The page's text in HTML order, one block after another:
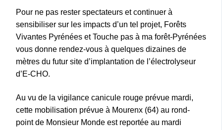
Pour ne pas rester spectateurs et continuer à
sensibiliser sur les impacts d’un tel projet, Forêts
Vivantes Pyrénées et Touche pas à ma forêt-Pyrénées
vous donne rendez-vous à quelques dizaines de
mètres du futur site d’implantation de l’électrolyseur
d’E-CHO.
Au vu de la vigilance canicule rouge prévue mardi,
cette mobilisation prévue à Mourenx (64) au rond-
point de Monsieur Monde est reportée au mardi